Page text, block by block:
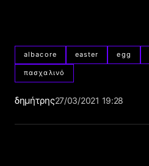
albacore easter egg
πασχαλινό
δημήτρης27/03/2021 19:28